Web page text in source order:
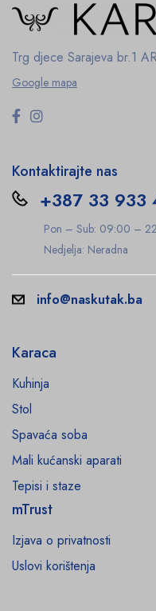
Trg djece Sarajeva br.1
Google mapa
Kontaktirajte nas
+387 33 933
Pon – Sub: 09:00 –
Nedjelja: Neradna
info@naskutak.ba
Karaca
Kuhinja
Stol
Spavaća soba
Mali kućanski aparati
Tepisi i staze
mTrust
Izjava o privatnosti
Uslovi korištenja